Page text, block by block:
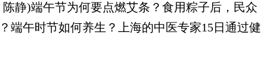
)端午节为何要点燃艾条？食用粽子后，民众
端午时节如何养生？上海的中医专家15日通过健